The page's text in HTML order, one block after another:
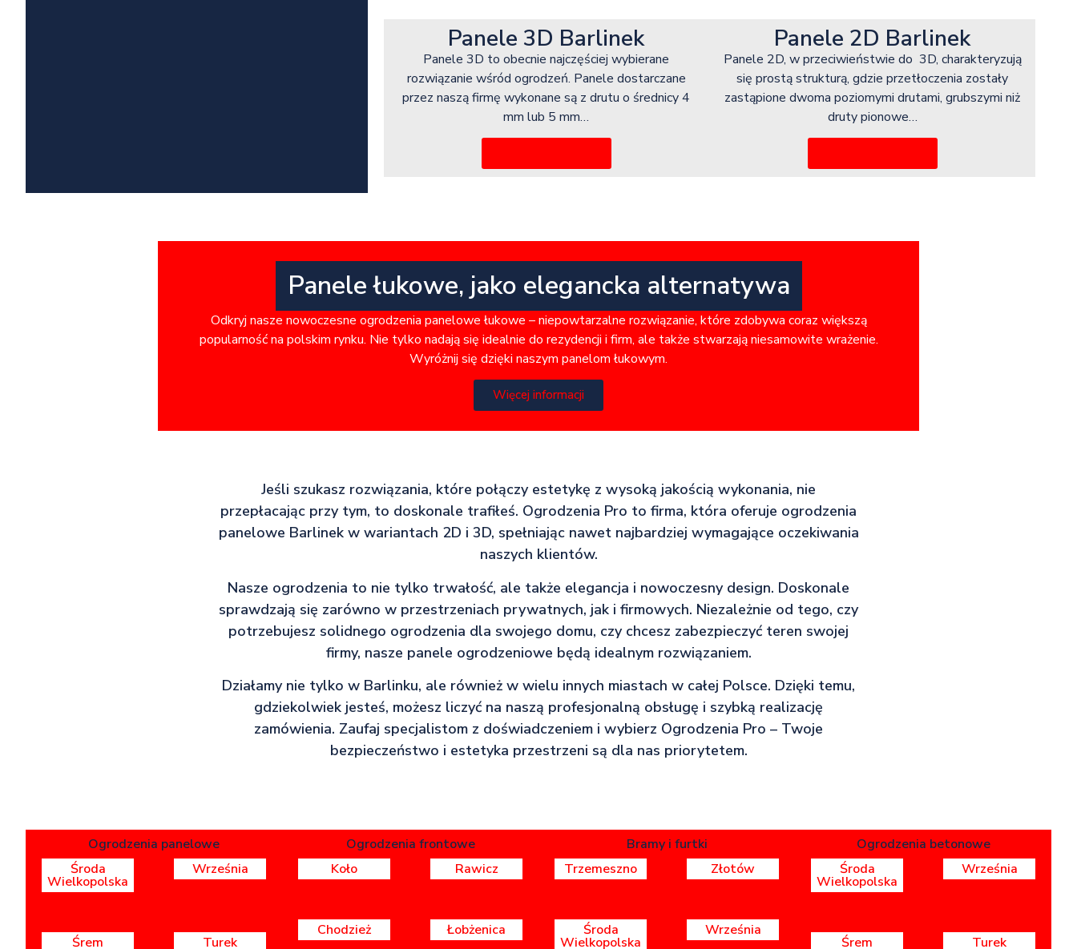
Panele 3D Barlinek
Panele 3D to obecnie najczęściej wybierane
rozwiązanie wśród ogrodzeń. Panele dostarczane
przez naszą firmę wykonane są z drutu o średnicy 4
mm lub 5 mm…
Panele 2D Barlinek
Panele 2D, w przeciwieństwie do 3D, charakteryzują
się prostą strukturą, gdzie przetłoczenia zostały
zastąpione dwoma poziomymi drutami, grubszymi niż
druty pionowe…
Panele łukowe, jako elegancka alternatywa
Odkryj nasze nowoczesne ogrodzenia panelowe łukowe – niepowtarzalne rozwiązanie, które zdobywa coraz większą
popularność na polskim rynku. Nie tylko nadają się idealnie do rezydencji i firm, ale także stwarzają niesamowite wrażenie.
Wyróżnij się dzięki naszym panelom łukowym.
Więcej informacji
Jeśli szukasz rozwiązania, które połączy estetykę z wysoką jakością wykonania, nie
przepłacając przy tym, to doskonale trafiłeś. Ogrodzenia Pro to firma, która oferuje ogrodzenia
panelowe Barlinek w wariantach 2D i 3D, spełniając nawet najbardziej wymagające oczekiwania
naszych klientów.
Nasze ogrodzenia to nie tylko trwałość, ale także elegancja i nowoczesny design. Doskonale
sprawdzają się zarówno w przestrzeniach prywatnych, jak i firmowych. Niezależnie od tego, czy
potrzebujesz solidnego ogrodzenia dla swojego domu, czy chcesz zabezpieczyć teren swojej
firmy, nasze panele ogrodzeniowe będą idealnym rozwiązaniem.
Działamy nie tylko w Barlinku, ale również w wielu innych miastach w całej Polsce. Dzięki temu,
gdziekolwiek jesteś, możesz liczyć na naszą profesjonalną obsługę i szybką realizację
zamówienia. Zaufaj specjalistom z doświadczeniem i wybierz Ogrodzenia Pro – Twoje
bezpieczeństwo i estetyka przestrzeni są dla nas priorytetem.
Ogrodzenia panelowe
Środa
Wielkopolska
Września
Śrem Turek
Ogrodzenia frontowe
Koło
Rawicz
Chodzież Łobżenica
Bramy i furtki
Trzemeszno
Złotów
Środa
Wielkopolska
Września
Ogrodzenia betonowe
Środa
Wielkopolska
Września
Śrem Turek